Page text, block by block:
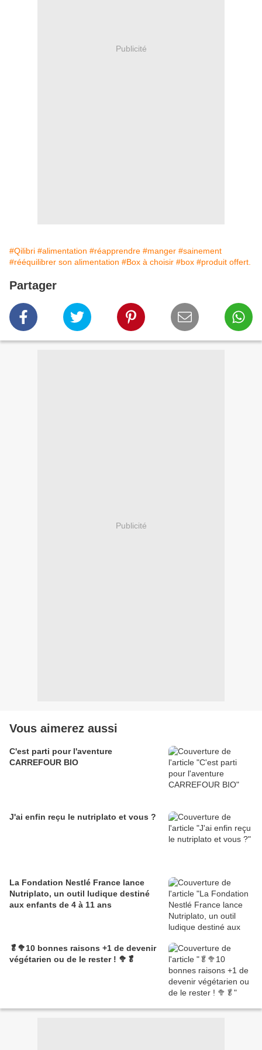
Publicité
#Qilibri #alimentation #réapprendre #manger #sainement
#rééquilibrer son alimentation #Box à choisir #box #produit offert.
Partager
Publicité
Vous aimerez aussi
C'est parti pour l'aventure
CARREFOUR BIO
J'ai enfin reçu le nutriplato et vous ?
La Fondation Nestlé France lance
Nutriplato, un outil ludique destiné
aux enfants de 4 à 11 ans
🥬🥦10 bonnes raisons +1 de devenir
végétarien ou de le rester ! 🥦🥬